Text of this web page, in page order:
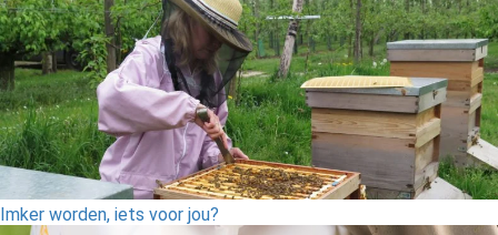
Imker worden, iets voor jou?